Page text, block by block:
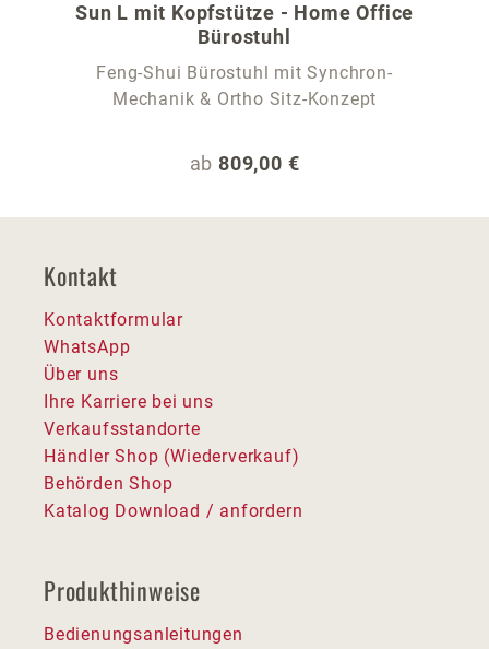
Sun L mit Kopfstütze - Home Office
Bürostuhl
Feng-Shui Bürostuhl mit Synchron-
Mechanik & Ortho Sitz-Konzept
Regulärer Preis:
ab 809,00 €
Kontakt
Kontaktformular
WhatsApp
Über uns
Ihre Karriere bei uns
Verkaufsstandorte
Händler Shop (Wiederverkauf)
Behörden Shop
Katalog Download / anfordern
Produkthinweise
Bedienungsanleitungen